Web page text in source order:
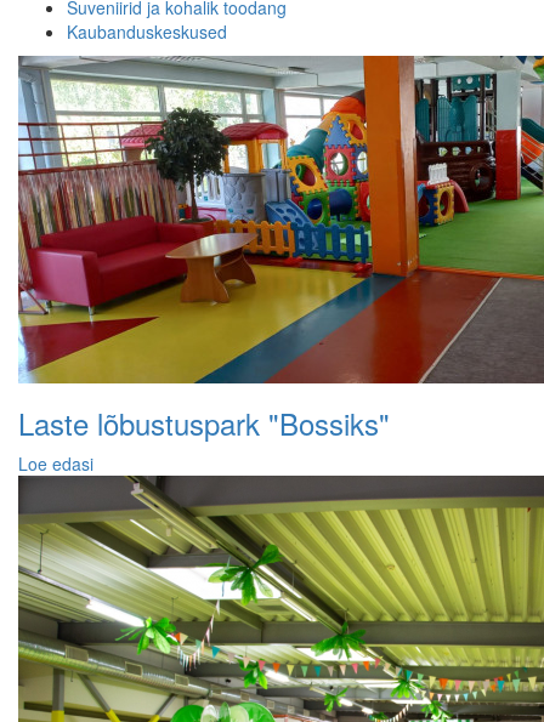
Suveniirid ja kohalik toodang
Kaubanduskeskused
Laste lõbustuspark "Bossiks"
Loe edasi